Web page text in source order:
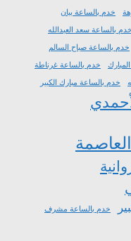
خدم بالساعة بيان
خدم بالساعة سعد العبدالله
خدم بالساعة صباح السالم
خدم بالساعة غرناطة
خدم بالساعة مبارك الكبير
خدم بالساعة مشرف